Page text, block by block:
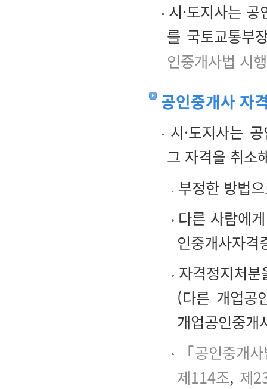
시·도지사는
를 국토교통부
인중개사법 시
공인중개사 자
시·도지사는
그 자격을 취소
부정한 방법
다른 사람에
인중개사자격
자격정지처
(다른 개업공
개업공인중개
「공인중개
제114조, 제